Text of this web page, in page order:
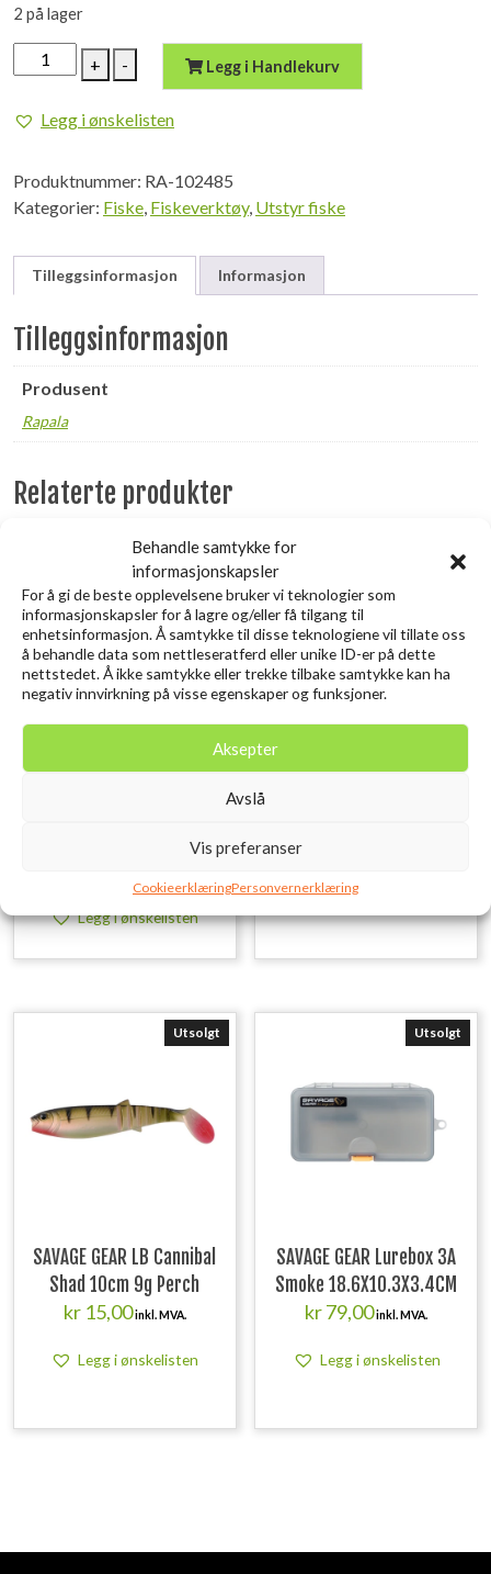
Behandle samtykke for
informasjonskapsler
For å gi de beste opplevelsene bruker vi teknologier som
informasjonskapsler for å lagre og/eller få tilgang til
enhetsinformasjon. Å samtykke til disse teknologiene vil tillate oss
å behandle data som nettleseratferd eller unike ID-er på dette
nettstedet. Å ikke samtykke eller trekke tilbake samtykke kan ha
negativ innvirkning på visse egenskaper og funksjoner.
Aksepter
Avslå
Vis preferanser
CookieerklæringPersonvernerklæring
2 på lager
+
Rapala
Anglers
Splittringtang
- Legg i Handlekurv
Legg i ønskelisten
Produktnummer: RA-102485
Kategorier: Fiske, Fiskeverktøy, Utstyr fiske
Tilleggsinformasjon Informasjon
Tilleggsinformasjon
Produsent
Rapala
Relaterte produkter
Utsolgt
Legg i ønskelisten
Legg i ønskelisten
Utsolgt
SAVAGE GEAR LB Cannibal
Shad 10cm 9g Perch
kr15,00inkl. MVA.
Legg i ønskelisten
Utsolgt
SAVAGE GEAR Lurebox 3A
Smoke 18.6X10.3X3.4CM
kr79,00inkl. MVA.
Legg i ønskelisten